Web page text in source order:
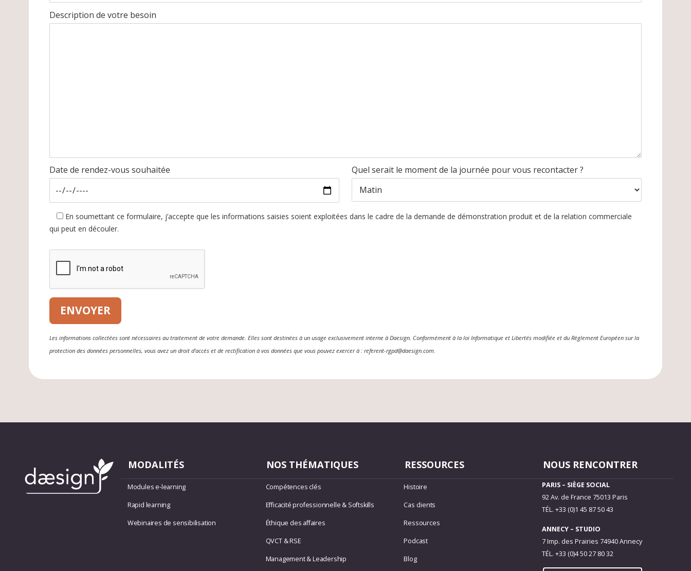
Description de votre besoin
Date de rendez-vous souhaitée Quel serait le moment de la journée pour vous recontacter ?
En soumettant ce formulaire, j’accepte que les informations saisies soient exploitées dans le cadre de la demande de démonstration produit et de la relation commerciale
qui peut en découler.
Les informations collectées sont nécessaires au traitement de votre demande. Elles sont destinées à un usage exclusivement interne à Daesign. Conformément à la loi Informatique et Libertés modifiée et du Règlement Européen sur la
protection des données personnelles, vous avez un droit d’accès et de rectification à vos données que vous pouvez exercer à : referent-rgpd@daesign.com.
MODALITÉS
Modules e-learning
Rapid learning
Webinaires de sensibilisation
NOS THÉMATIQUES
Compétences clés
Efficacité professionnelle & Softskills
Éthique des affaires
QVCT & RSE
Management & Leadership
RESSOURCES
Histoire
Cas clients
Ressources
Podcast
Blog
NOUS RENCONTRER
PARIS – SIÈGE SOCIAL
92 Av. de France 75013 Paris
TÉL. +33 (0)1 45 87 50 43
ANNECY – STUDIO
7 Imp. des Prairies 74940 Annecy
TÉL. +33 (0)4 50 27 80 32